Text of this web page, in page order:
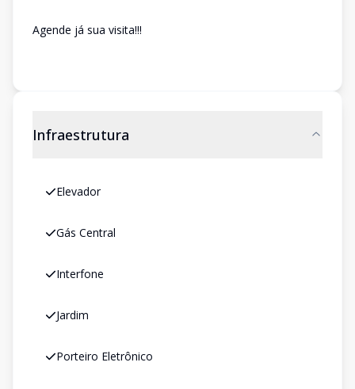
Agende já sua visita!!!
Infraestrutura
Elevador
Gás Central
Interfone
Jardim
Porteiro Eletrônico